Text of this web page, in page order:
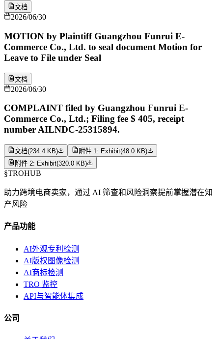
文档
2026/06/30
MOTION by Plaintiff Guangzhou Funrui E-
Commerce Co., Ltd. to seal document Motion for
Leave to File under Seal
文档
2026/06/30
COMPLAINT filed by Guangzhou Funrui E-
Commerce Co., Ltd.; Filing fee $ 405, receipt
number AILNDC-25315894.
文档(234.4 KB) 附件 1: Exhibit(48.0 KB)
附件 2: Exhibit(320.0 KB)
§TROHUB
助力跨境电商卖家，通过 AI 筛查和风险洞察提前掌握潜在知
产风险
产品功能
AI外观专利检测
AI版权图像检测
AI商标检测
TRO 监控
API与智能体集成
公司